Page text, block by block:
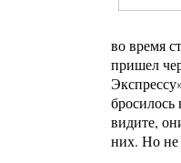
во время
пришел
видите,
них. Но не